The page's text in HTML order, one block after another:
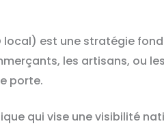
local) est une stratégie
les artisans, ou
porte.
qui vise une visibilité